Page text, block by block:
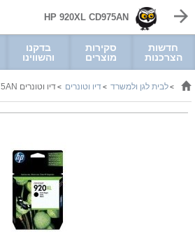
HP 920XL CD975AN
חדשות
הצרכנות
סקירות
מוצרים
בדקנו
והשווינו
>לבית לגן ולמשרד >דיו וטונרים >דיו וטונרים HP 920XL CD975AN